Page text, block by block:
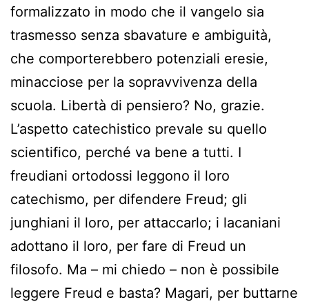
formalizzato in modo che il vangelo sia
trasmesso senza sbavature e ambiguità,
che comporterebbero potenziali eresie,
minacciose per la sopravvivenza della
scuola. Libertà di pensiero? No, grazie.
L’aspetto catechistico prevale su quello
scientifico, perché va bene a tutti. I
freudiani ortodossi leggono il loro
catechismo, per difendere Freud; gli
junghiani il loro, per attaccarlo; i lacaniani
adottano il loro, per fare di Freud un
filosofo. Ma – mi chiedo – non è possibile
leggere Freud e basta? Magari, per buttarne